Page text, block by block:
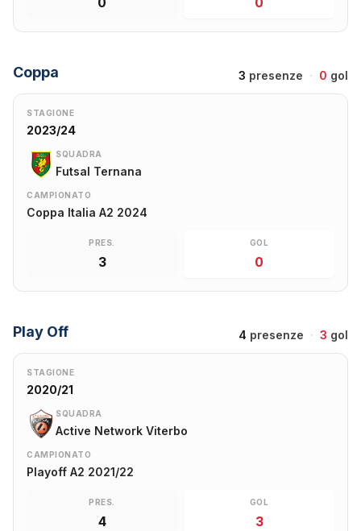
Coppa 3 presenze · 0 gol
STAGIONE
2023/24
SQUADRA
Futsal Ternana
CAMPIONATO
Coppa Italia A2 2024
PRES.
3
GOL
0
Play Off 4 presenze · 3 gol
STAGIONE
2020/21
SQUADRA
Active Network Viterbo
CAMPIONATO
Playoff A2 2021/22
PRES.
4
GOL
3